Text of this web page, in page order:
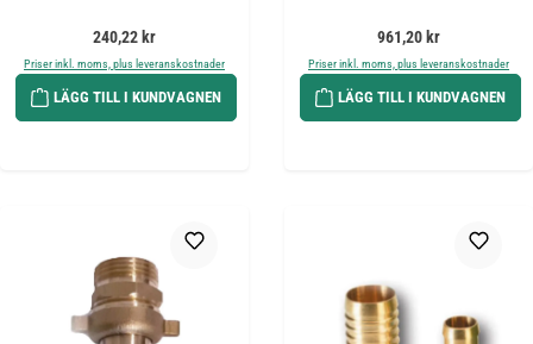
Ordinarie pris:
240,22 kr
Priser inkl. moms, plus leveranskostnader
LÄGG TILL I KUNDVAGNEN
Ordinarie pris:
961,20 kr
Priser inkl. moms, plus leveranskostnader
LÄGG TILL I KUNDVAGNEN